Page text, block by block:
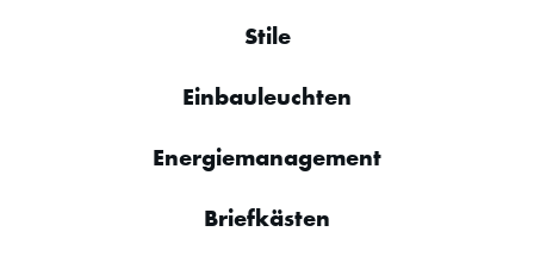
Stile
Einbauleuchten
Energiemanagement
Briefkästen